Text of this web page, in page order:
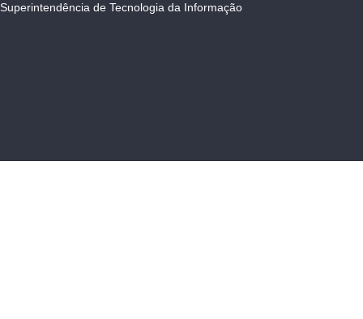
Superintendência de Tecnologia da Informação